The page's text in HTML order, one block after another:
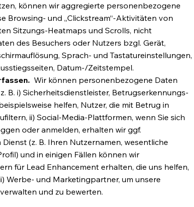
können wir aggregierte personenbezogene
Browsing- und „Clickstream“-Aktivitäten von
Sitzungs-Heatmaps und Scrolls, nicht
des Besuchers oder Nutzers bzgl. Gerät,
Sprach- und Tastatureinstellungen,
Datum-/Zeitstempel.
Wir können personenbezogene Daten
B. i) Sicherheitsdienstleister, Betrugserkennungs-
helfen, Nutzer, die mit Betrug in
ii) Social-Media-Plattformen, wenn Sie sich
oder anmelden, erhalten wir ggf.
(z. B. Ihren Nutzernamen, wesentliche
und in einigen Fällen können wir
für Lead Enhancement erhalten, die uns helfen,
Werbe- und Marketingpartner, um unsere
und zu bewerten.